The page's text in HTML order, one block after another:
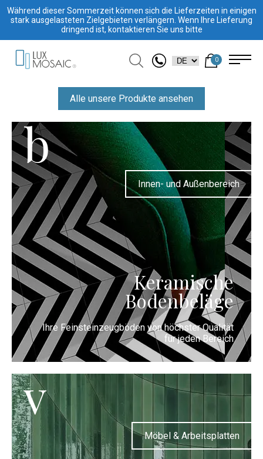
Während dieser Sommerzeit können sich die Lieferzeiten in einigen
stark ausgelasteten Zielgebieten verlängern. Wenn Ihre Lieferung
dringend ist, kontaktieren Sie uns bitte
0
Alle unsere Produkte ansehen
b
Innen- und Außenbereich
Keramische
Bodenbeläge
Ihre Feinsteinzeugböden von höchster Qualität
für jeden Bereich
v
Möbel & Arbeitsplatten